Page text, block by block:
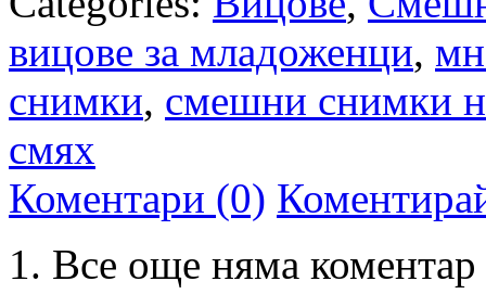
вицове за младоженци,
снимки, смешни снимки
смях
Коментари (0)
Все още няма коментар